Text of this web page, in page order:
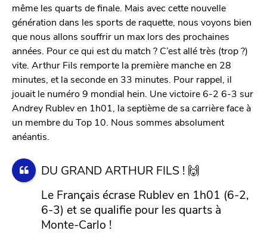
même les quarts de finale. Mais avec cette nouvelle
génération dans les sports de raquette, nous voyons bien
que nous allons souffrir un max lors des prochaines
années. Pour ce qui est du match ? C’est allé très (trop ?)
vite. Arthur Fils remporte la première manche en 28
minutes, et la seconde en 33 minutes. Pour rappel, il
jouait le numéro 9 mondial hein. Une victoire 6-2 6-3 sur
Andrey Rublev en 1h01, la septième de sa carrière face à
un membre du Top 10. Nous sommes absolument
anéantis.
DU GRAND ARTHUR FILS ! 🙌
Le Français écrase Rublev en 1h01 (6-2,
6-3) et se qualifie pour les quarts à
Monte-Carlo !